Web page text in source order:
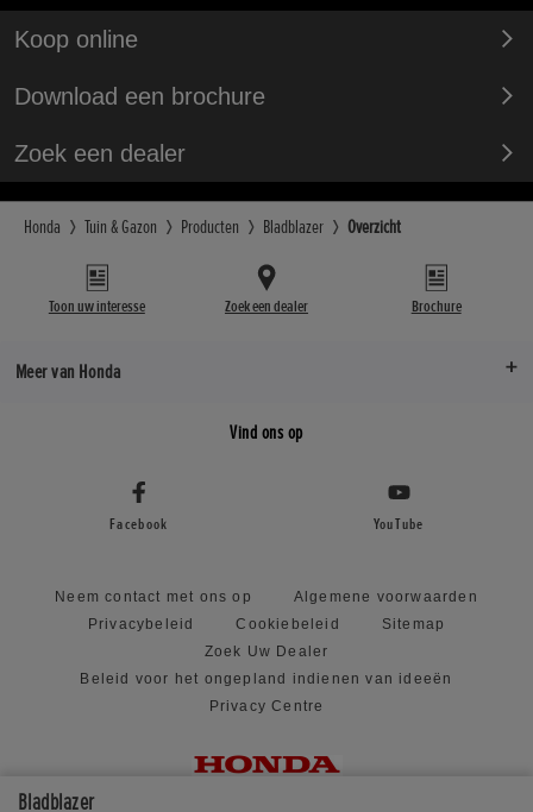
Bladblazer
Koop online
Download een brochure
Zoek een dealer
Honda Tuin & Gazon Producten Bladblazer Overzicht
Toon uw interesse Zoek een dealer Brochure
Meer van Honda
Vind ons op
Facebook YouTube
Neem contact met ons op
Algemene voorwaarden
Privacybeleid
Cookiebeleid
Sitemap
Zoek Uw Dealer
Beleid voor het ongepland indienen van ideeën
Privacy Centre